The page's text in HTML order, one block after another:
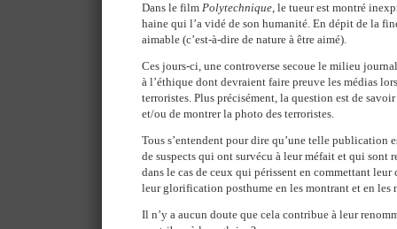
Dans le film Polytechnique, le tueur est montré
haine qui l’a vidé de son humanité. En dépit de la
aimable (c’est-à-dire de nature à être aimé).
Ces jours-ci, une controverse secoue le milieu
à l’éthique dont devraient faire preuve les médias
terroristes. Plus précisément, la question est de
et/ou de montrer la photo des terroristes.
Tous s’entendent pour dire qu’une telle publication
de suspects qui ont survécu à leur méfait et qui sont
dans le cas de ceux qui périssent en commettant leur
leur glorification posthume en les montrant et en les
Il n’y a aucun doute que cela contribue à leur